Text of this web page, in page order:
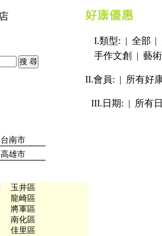
台南市
高雄市
玉井區
龍崎區
將軍區
南化區
佳里區
I.類型: | 全部 |
手作文創
| 藝
II.會員: | 所有好
III.日期: | 所有